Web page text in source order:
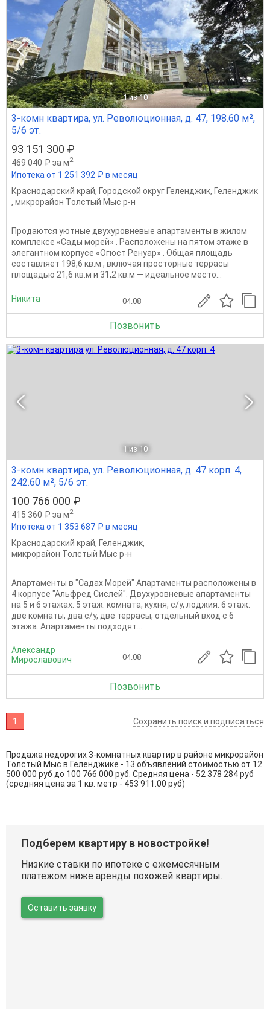
1 из 10
3-комн квартира, ул. Революционная, д. 47, 198.60 м²,
5/6 эт.
93 151 300 ₽
469 040 ₽ за м2
Ипотека от 1 251 392 ₽ в месяц
Краснодарский край, Городской округ Геленджик, Геленджик
, микрорайон Толстый Мыс р-н
Продаются уютные двухуровневые апартаменты в жилом
комплексе «Сады морей» . Расположены на пятом этаже в
элегантном корпусе «Огюст Ренуар» . Общая площадь
составляет 198,6 кв.м , включая просторные террасы
площадью 21,6 кв.м и 31,2 кв.м — идеальное место...
Никита 04.08
Позвонить
1 из 10
3-комн квартира, ул. Революционная, д. 47 корп. 4,
242.60 м², 5/6 эт.
100 766 000 ₽
415 360 ₽ за м2
Ипотека от 1 353 687 ₽ в месяц
Краснодарский край, Геленджик,
микрорайон Толстый Мыс р-н
Апартаменты в "Садах Морей" Апартаменты расположены в
4 корпусе "Альфред Сислей". Двухуровневые апартаменты
на 5 и 6 этажах. 5 этаж: комната, кухня, с/у, лоджия. 6 этаж:
две комнаты, два с/у, две террасы, отдельный вход с 6
этажа. Апартаменты подходят...
Александр
Мирославович
04.08
Позвонить
1 Сохранить поиск и подписаться
Продажа недорогих 3-комнатных квартир в районе микрорайон
Толстый Мыс в Геленджике - 13 объявлений стоимостью от 12
500 000 руб до 100 766 000 руб. Средняя цена - 52 378 284 руб
(средняя цена за 1 кв. метр - 453 911.00 руб)
Подберем квартиру в новостройке!
Низкие ставки по ипотеке с ежемесячным
платежом ниже аренды похожей квартиры.
Оставить заявку